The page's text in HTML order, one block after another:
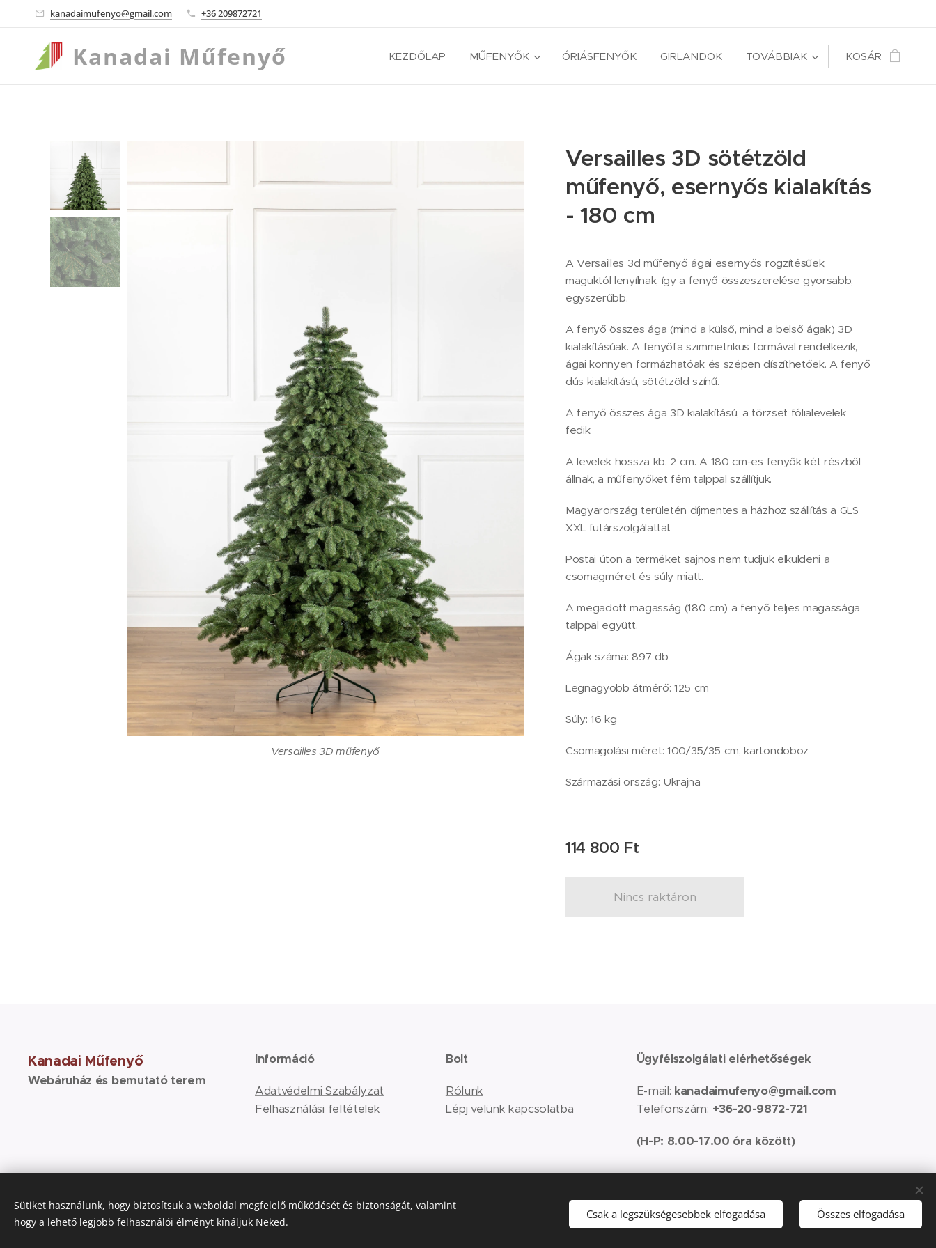
kanadaimufenyo@gmail.com +36 209872721
Kanadai Műfenyő KEZDŐLAP MŰFENYŐK ÓRIÁSFENYŐK GIRLANDOK TOVÁBBIAK KOSÁR
Versailles 3D sötétzöld
műfenyő, esernyős kialakítás
- 180 cm
Versailles 3D műfenyő
A Versailles 3d műfenyő ágai esernyős rögzítésűek,
maguktól lenyílnak, így a fenyő összeszerelése gyorsabb,
egyszerűbb.
A fenyő összes ága (mind a külső, mind a belső ágak) 3D
kialakításúak. A fenyőfa szimmetrikus formával rendelkezik,
ágai könnyen formázhatóak és szépen díszíthetőek. A fenyő
dús kialakítású, sötétzöld színű.
A fenyő összes ága 3D kialakítású, a törzset fólialevelek
fedik.
A levelek hossza kb. 2 cm. A 180 cm-es fenyők két részből
állnak, a műfenyőket fém talppal szállítjuk.
Magyarország területén díjmentes a házhoz szállítás a GLS
XXL futárszolgálattal.
Postai úton a terméket sajnos nem tudjuk elküldeni a
csomagméret és súly miatt.
A megadott magasság (180 cm) a fenyő teljes magassága
talppal együtt.
Ágak száma: 897 db
Legnagyobb átmérő: 125 cm
Súly: 16 kg
Csomagolási méret: 100/35/35 cm, kartondoboz
Származási ország: Ukrajna
114 800 Ft
Nincs raktáron
Kanadai Műfenyő
Webáruház és bemutató terem
Információ
Adatvédelmi Szabályzat
Felhasználási feltételek
Bolt
Rólunk
Lépj velünk kapcsolatba
Ügyfélszolgálati elérhetőségek
E-mail: kanadaimufenyo@gmail.com
Telefonszám: +36-20-9872-721
(H-P: 8.00-17.00 óra között)
Sütiket használunk, hogy biztosítsuk a weboldal megfelelő működését és biztonságát, valamint
hogy a lehető legjobb felhasználói élményt kínáljuk Neked.
Csak a legszükségesebbek elfogadása Összes elfogadása